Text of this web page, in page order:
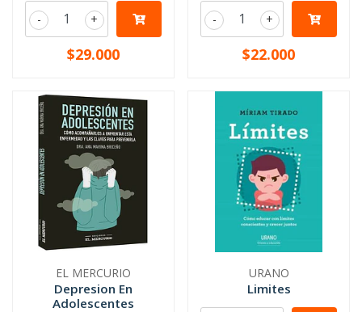
+
-
$29.000
+
-
$22.000
EL MERCURIO
Depresion En
Adolescentes
URANO
Limites